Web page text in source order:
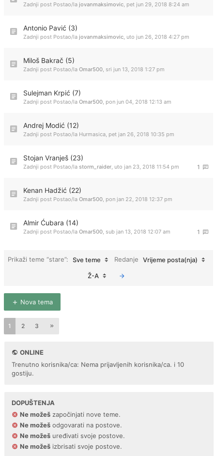
Zadnji post Postao/la jovanmaksimovic, pet jun 29, 2018 8:24 am
Antonio Pavić (3)
Zadnji post Postao/la jovanmaksimovic, uto jun 26, 2018 4:27 pm
Miloš Bakrač (5)
Zadnji post Postao/la Omar500, sri jun 13, 2018 1:27 pm
Sulejman Krpić (7)
Zadnji post Postao/la Omar500, pon jun 04, 2018 12:13 am
Andrej Modić (12)
Zadnji post Postao/la Hurmasica, pet jan 26, 2018 10:35 pm
Stojan Vranješ (23)
1
Zadnji post Postao/la storm_raider, uto jan 23, 2018 11:54 pm
Kenan Hadžić (22)
Zadnji post Postao/la Omar500, pon jan 22, 2018 12:37 pm
Almir Ćubara (14)
1
Zadnji post Postao/la Omar500, sub jan 13, 2018 12:07 am
Prikaži teme “stare”: Sve teme Redanje Vrijeme posta(nja)
Ž-A
Nova tema
1 2 3
ONLINE
Trenutno korisnika/ca: Nema prijavljenih korisnika/ca. i 10
gostiju.
DOPUŠTENJA
Ne možeš započinjati nove teme.
Ne možeš odgovarati na postove.
Ne možeš uređivati svoje postove.
Ne možeš izbrisati svoje postove.